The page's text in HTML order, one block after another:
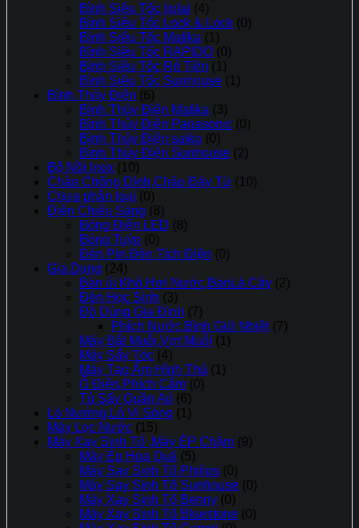
Bình Siêu Tốc jiplai (4)
Bình Siêu Tốc Lock & Lock (0)
Bình Siêu Tốc Matika (1)
Bình Siêu Tốc RAPIDO (0)
Bình Siêu Tốc Rẻ Tiền (1)
Bình Siêu Tốc Sunhouse (1)
Bình Thủy Điện (6)
Bình Thủy Điện Matika (3)
Bình Thủy Điện Panasonic (0)
Bình Thủy Điện saiko (0)
Bình Thủy Điện Sunhouse (2)
Bộ Nồi Inox (10)
Chảo Chống Dính,Chảo Đáy Từ (10)
Chưa phân loại (0)
Điện Chiếu Sáng (8)
Bóng Điện LED (8)
Bóng Tuýp (0)
Đèn Pin,Đèn Tích Điện (0)
Gia Dụng (24)
Bàn ủi Khô,Hơi Nước,BànLà Cây (2)
Đèn Học Sinh (3)
Đồ Dùng Gia Đình (7)
Phích Nước,Bình Giữ Nhiệt (7)
Máy Bắt Muỗi,Vợt Muỗi (1)
Máy Sấy Tóc (4)
Máy Tạo Ẩm Hình Thú (1)
Ổ Điện,Phích Cắm (0)
Tủ Sấy Quần Aó (6)
Lò Nướng,Lò Vi Sóng (1)
Máy Lọc Nước (15)
Máy Xay Sinh Tố ,Máy ÉP Chậm (9)
Máy Ép Hoa Quả (5)
Máy Say Sinh Tố Philips (0)
Máy Say Sinh Tố Sunhouse (0)
Máy Xay Sinh Tố Benny (0)
Máy Xay Sinh Tố Bluestone (0)